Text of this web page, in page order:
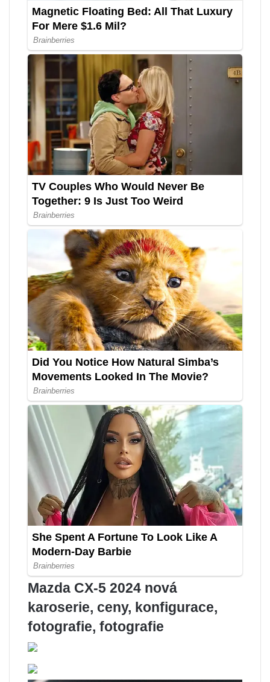
Mazda CX-5 2024 nová
karoserie, ceny, konfigurace,
fotografie, fotografie